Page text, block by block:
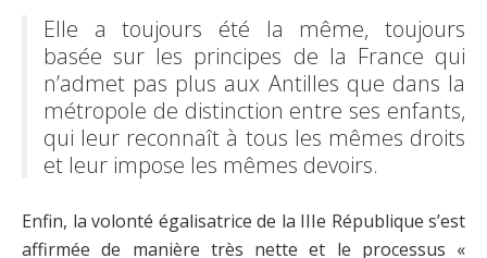
Elle a toujours été la même, toujours
basée sur les principes de la France qui
n’admet pas plus aux Antilles que dans la
métropole de distinction entre ses enfants,
qui leur reconnaît à tous les mêmes droits
et leur impose les mêmes devoirs.
Enfin, la volonté égalisatrice de la IIIe République s’est
affirmée de manière très nette et le processus «